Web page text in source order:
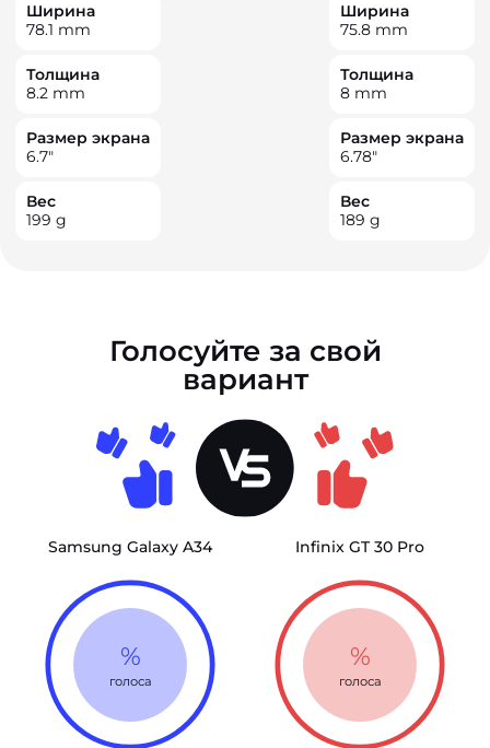
Ширина
78.1 mm
Толщина
8.2 mm
Размер экрана
6.7"
Вес
199 g
Ширина
75.8 mm
Толщина
8 mm
Размер экрана
6.78"
Вес
189 g
Голосуйте за свой
вариант
Samsung Galaxy A34
%
голоса
Infinix GT 30 Pro
%
голоса